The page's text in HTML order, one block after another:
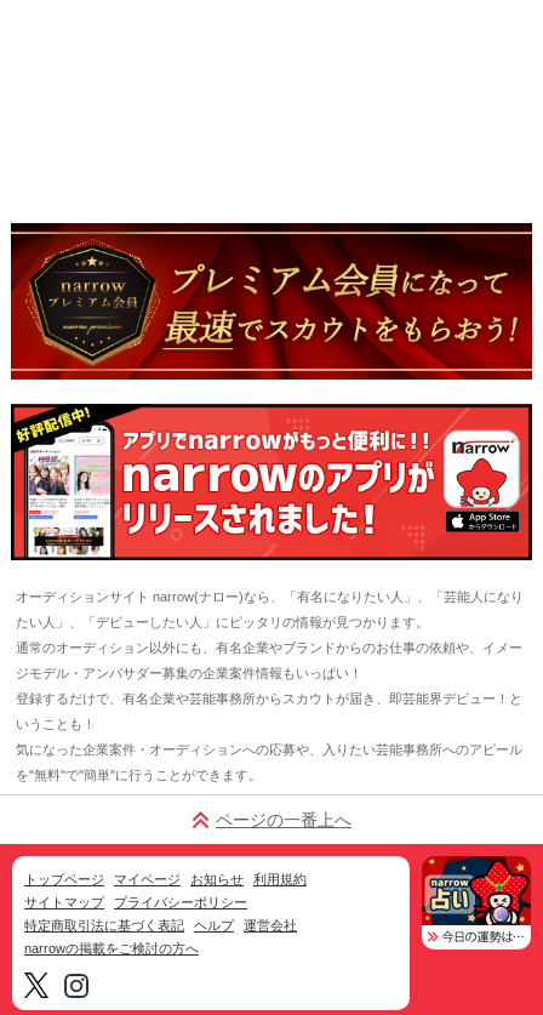
オーディションサイト narrow(ナロー)なら、「有名になりたい人」、「芸能人になり
たい人」、「デビューしたい人」にピッタリの情報が見つかります。
通常のオーディション以外にも、有名企業やブランドからのお仕事の依頼や、イメー
ジモデル・アンバサダー募集の企業案件情報もいっぱい！
登録するだけで、有名企業や芸能事務所からスカウトが届き、即芸能界デビュー！と
いうことも！
気になった企業案件・オーディションへの応募や、入りたい芸能事務所へのアピール
を"無料"で"簡単"に行うことができます。
ページの一番上へ
トップページ マイページ お知らせ
利用規約
サイトマップ
プライバシーポリシー
特定商取引法に基づく表記
ヘルプ
運営会社
narrowの掲載をご検討の方へ